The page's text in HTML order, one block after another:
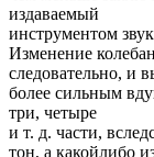
издаваемый
инструментом
Изменение
следовательно, и
более сильным
три, четыре
и т. д. части,
тон, а какойлибо